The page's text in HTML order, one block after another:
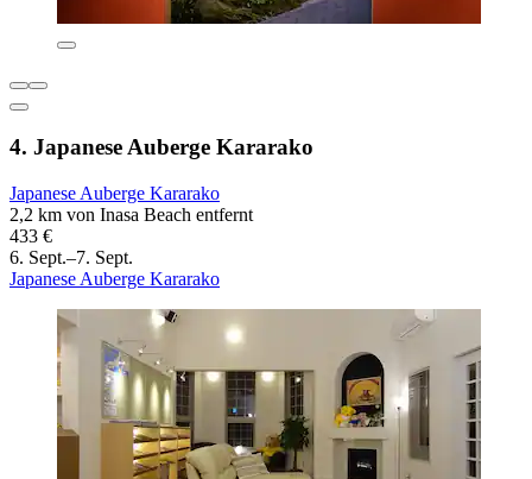
4. Japanese Auberge Kararako
Japanese Auberge Kararako
2,2 km von Inasa Beach entfernt
433 €
6. Sept.–7. Sept.
Japanese Auberge Kararako